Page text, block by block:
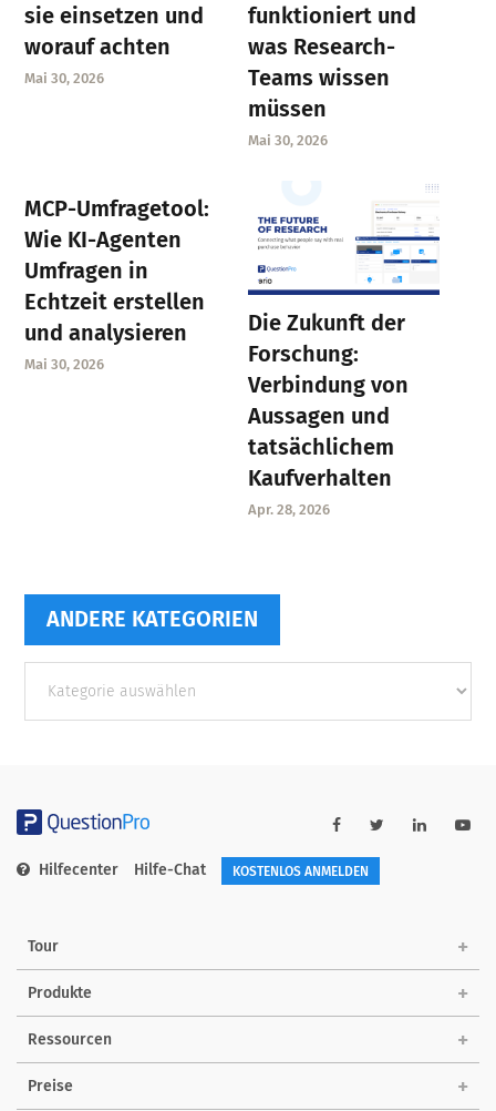
sie einsetzen und
worauf achten
Mai 30, 2026
funktioniert und
was Research-
Teams wissen
müssen
Mai 30, 2026
MCP-Umfragetool:
Wie KI-Agenten
Umfragen in
Echtzeit erstellen
und analysieren
Mai 30, 2026
Die Zukunft der
Forschung:
Verbindung von
Aussagen und
tatsächlichem
Kaufverhalten
Apr. 28, 2026
ANDERE KATEGORIEN
Kategorien
Hilfecenter Hilfe-Chat KOSTENLOS ANMELDEN
Tour
Produkte
Ressourcen
Preise